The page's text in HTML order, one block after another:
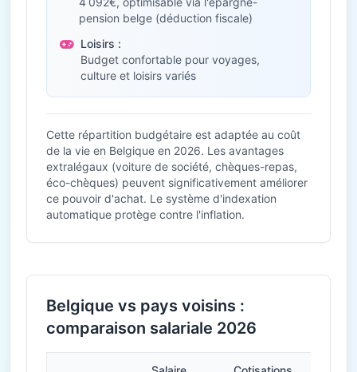
pension belge (déduction fiscale)
Loisirs :
Budget confortable pour voyages,
culture et loisirs variés
Cette répartition budgétaire est adaptée au coût
de la vie en Belgique en 2026. Les avantages
extralégaux (voiture de société, chèques-repas,
éco-chèques) peuvent significativement améliorer
ce pouvoir d'achat. Le système d'indexation
automatique protège contre l'inflation.
Belgique vs pays voisins :
comparaison salariale 2026